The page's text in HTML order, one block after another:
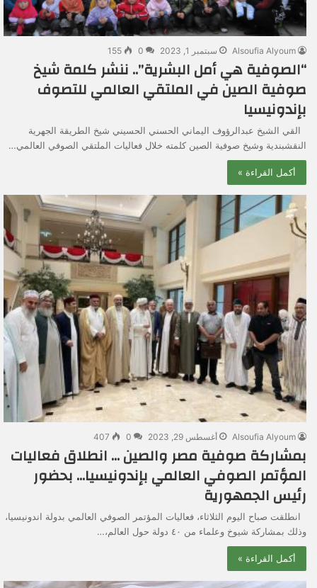
Alsoufia Alyoum سبتمبر 1, 2023 0
155
“الصوفية هي أمل البشرية”.. ننشر كلمة شيخ
صوفية الصين في الملتقي العالمي للتصوف
بإندونيسيا
القي الشيخ عبدالرؤوف اليماني الحسني الحسيني شيخ الطريقة الجهرية
النقشبندية وشيخ صوفية الصين كلمته خلال فعاليات الملتقي الصوفي العالمي…
أكمل القراءة »
Alsoufia Alyoum أغسطس 29, 2023 0
407
بمشاركة صوفية مصر والصين … انطلاق فعاليات
المؤتمر الصوفي العالمي بإندونيسيا… بحضور
رئيس الجمهورية
انطلقت صباح اليوم الثلاثاء، فعاليات المؤتمر الصوفي العالمي بدولة اندونيسيا،
وذلك بمشاركة شيوخ وعلماء من ٤٠ دولة حول العالم،…
أكمل القراءة »